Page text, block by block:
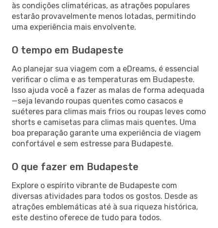
às condições climatéricas, as atrações populares
estarão provavelmente menos lotadas, permitindo
uma experiência mais envolvente.
O tempo em Budapeste
Ao planejar sua viagem com a eDreams, é essencial
verificar o clima e as temperaturas em Budapeste.
Isso ajuda você a fazer as malas de forma adequada
—seja levando roupas quentes como casacos e
suéteres para climas mais frios ou roupas leves como
shorts e camisetas para climas mais quentes. Uma
boa preparação garante uma experiência de viagem
confortável e sem estresse para Budapeste.
O que fazer em Budapeste
Explore o espírito vibrante de Budapeste com
diversas atividades para todos os gostos. Desde as
atrações emblemáticas até à sua riqueza histórica,
este destino oferece de tudo para todos.